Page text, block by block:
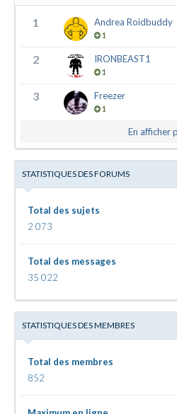
1 Andrea Roidbuddy
1
2 IRONBEAST1
1
3 Freezer
1
En afficher
STATISTIQUES DES FORUMS
Total des sujets
2 073
Total des messages
35 022
STATISTIQUES DES MEMBRES
Total des membres
852